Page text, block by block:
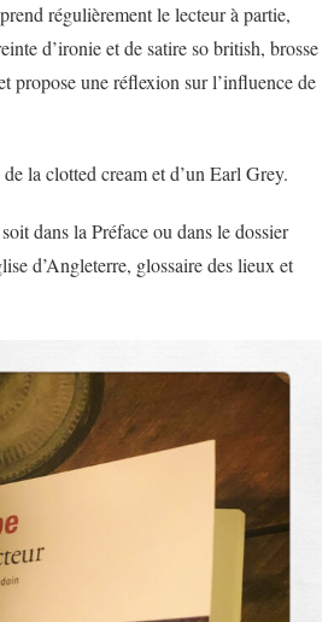
régulièrement le lecteur à partie,
d’ironie et de satire so british, brosse
propose une réflexion sur l’influence de
la clotted cream et d’un Earl Grey.
dans la Préface ou dans le dossier
d’Angleterre, glossaire des lieux et